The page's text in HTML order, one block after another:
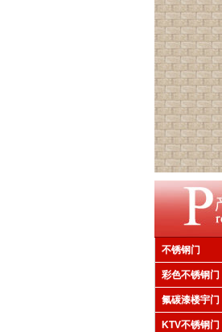
不锈钢门
彩色不锈钢门
氟碳漆楼宇门
KTV不锈钢门